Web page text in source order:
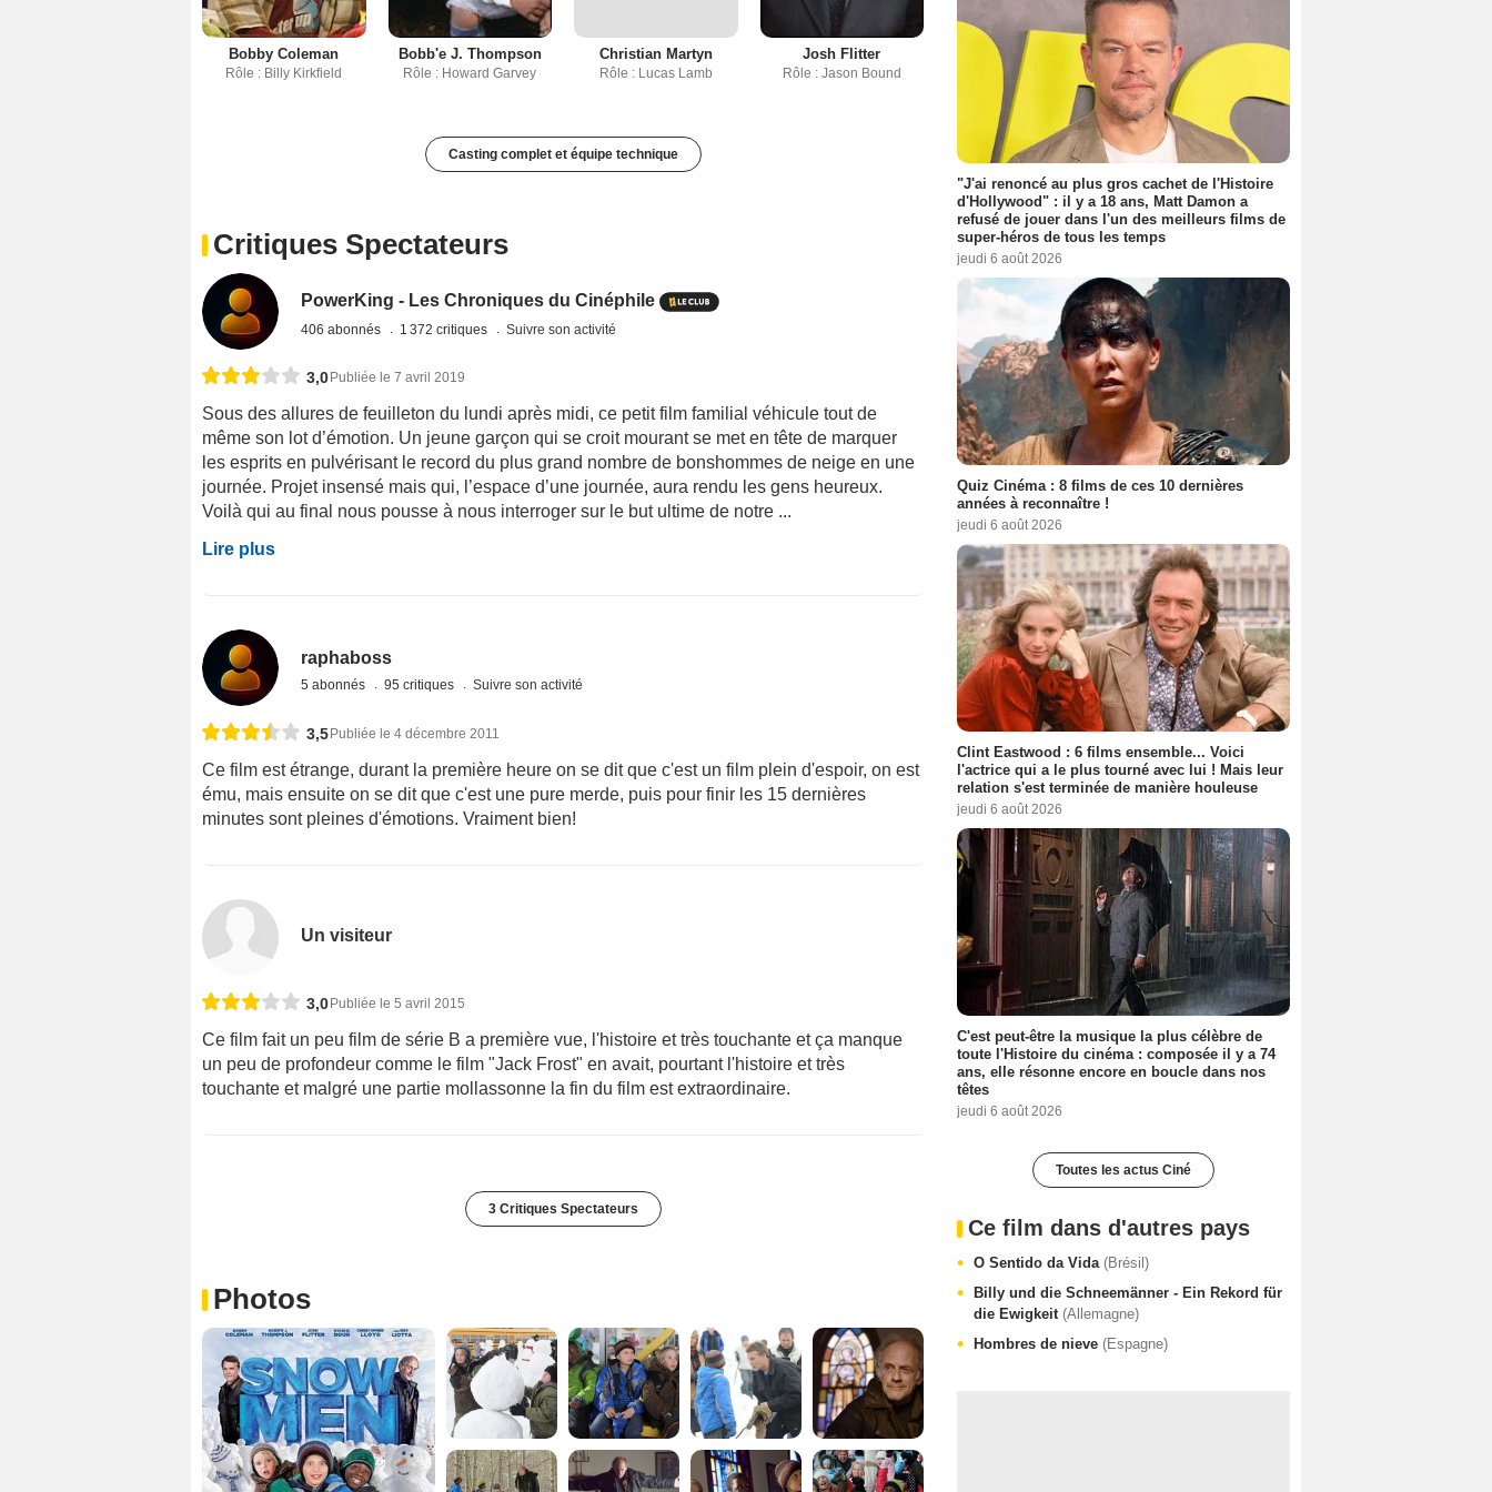
Bobby Coleman
Rôle : Billy Kirkfield
Bobb'e J. Thompson
Rôle : Howard Garvey
Christian Martyn
Rôle : Lucas Lamb
Josh Flitter
Rôle : Jason Bound
Casting complet et équipe technique
Critiques Spectateurs
PowerKing - Les Chroniques du Cinéphile
406 abonnés 1 372 critiques Suivre son activité
3,0Publiée le 7 avril 2019
Sous des allures de feuilleton du lundi après midi, ce petit film familial véhicule tout de
même son lot d’émotion. Un jeune garçon qui se croit mourant se met en tête de marquer
les esprits en pulvérisant le record du plus grand nombre de bonshommes de neige en une
journée. Projet insensé mais qui, l’espace d’une journée, aura rendu les gens heureux.
Voilà qui au final nous pousse à nous interroger sur le but ultime de notre ...
Lire plus
raphaboss
5 abonnés 95 critiques Suivre son activité
3,5Publiée le 4 décembre 2011
Ce film est étrange, durant la première heure on se dit que c'est un film plein d'espoir, on est
ému, mais ensuite on se dit que c'est une pure merde, puis pour finir les 15 dernières
minutes sont pleines d'émotions. Vraiment bien!
Un visiteur
3,0Publiée le 5 avril 2015
Ce film fait un peu film de série B a première vue, l'histoire et très touchante et ça manque
un peu de profondeur comme le film "Jack Frost" en avait, pourtant l'histoire et très
touchante et malgré une partie mollassonne la fin du film est extraordinaire.
3 Critiques Spectateurs
Photos
"J'ai renoncé au plus gros cachet de l'Histoire
d'Hollywood" : il y a 18 ans, Matt Damon a
refusé de jouer dans l'un des meilleurs films de
super-héros de tous les temps
jeudi 6 août 2026
Quiz Cinéma : 8 films de ces 10 dernières
années à reconnaître !
jeudi 6 août 2026
Clint Eastwood : 6 films ensemble... Voici
l'actrice qui a le plus tourné avec lui ! Mais leur
relation s'est terminée de manière houleuse
jeudi 6 août 2026
C'est peut-être la musique la plus célèbre de
toute l'Histoire du cinéma : composée il y a 74
ans, elle résonne encore en boucle dans nos
têtes
jeudi 6 août 2026
Toutes les actus Ciné
Ce film dans d'autres pays
O Sentido da Vida (Brésil)
Billy und die Schneemänner - Ein Rekord für
die Ewigkeit (Allemagne)
Hombres de nieve (Espagne)